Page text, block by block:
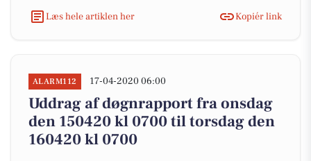
Læs hele artiklen her
Kopiér link
ALARM112 17-04-2020 06:00
Uddrag af døgnrapport fra onsdag
den 150420 kl 0700 til torsdag den
160420 kl 0700